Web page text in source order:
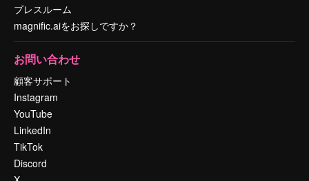
プレスルーム
magnific.aiをお探しですか？
お問い合わせ
顧客サポート
Instagram
YouTube
LinkedIn
TikTok
Discord